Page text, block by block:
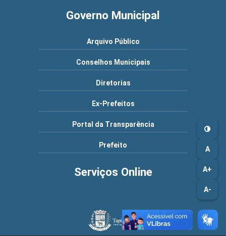
A
A+
A-
Governo Municipal
Arquivo Público
Conselhos Municipais
Diretorias
Ex-Prefeitos
Portal da Transparência
Prefeito
Serviços Online